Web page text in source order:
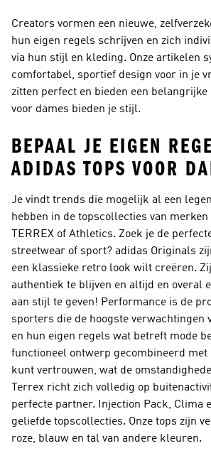
Creators vormen een nieuwe,
hun eigen regels schrijven en zich
via hun stijl en kleding. Onze artikelen
comfortabel, sportief design voor in je
zitten perfect en bieden een belangrijke
voor dames bieden je stijl.
BEPAAL JE EIGEN
ADIDAS TOPS VOOR
Je vindt trends die mogelijk al een
hebben in de topscollecties van
TERREX of Athletics. Zoek je de
streetwear of sport? adidas Originals
een klassieke retro look wilt creëren.
authentiek te blijven en altijd en overal
aan stijl te geven! Performance is de
sporters die de hoogste verwachtingen
en hun eigen regels wat betreft mode
functioneel ontwerp gecombineerd met
kunt vertrouwen, wat de
Terrex richt zich volledig op
perfecte partner. Injection Pack, Clima
geliefde topscollecties. Onze tops zijn
roze, blauw en tal van andere kleuren.